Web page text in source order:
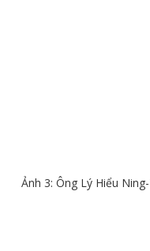
Ảnh 3: Ông Lý Hiểu